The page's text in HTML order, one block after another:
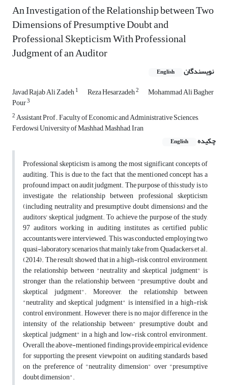
An Investigation of the Relationship between Two
Dimensions of Presumptive Doubt and
Professional Skepticism With Professional
Judgment of an Auditor
نویسندگان English
Javad Rajab Ali Zadeh1 Reza Hesarzadeh2 Mohammad Ali Bagher
Pour3
2Assistant Prof., Faculty of Economic and Administrative Sciences,
Ferdowsi University of Mashhad, Mashhad, Iran
چکیده
English
Professional skepticism is among the most significant concepts of
auditing. This is due to the fact that the mentioned concept has a
profound impact on audit judgment. The purpose of this study is to
investigate the relationship between professional skepticism
(including neutrality and presumptive doubt dimensions) and the
auditors' skeptical judgment. To achieve the purpose of the study,
97 auditors working in auditing institutes as certified public
accountants were interviewed. This was conducted employing two
quasi-laboratory scenarios that mainly take from Quadackers et al.
(2014). The result showed that in a high-risk control environment,
the relationship between "neutrality and skeptical judgment" is
stronger than the relationship between "presumptive doubt and
skeptical judgment". Moreover, the relationship between
"neutrality and skeptical judgment" is intensified in a high-risk
control environment. However, there is no major difference in the
intensity of the relationship between" presumptive doubt and
skeptical judgment" in a high and low-risk control environment.
Overall, the above-mentioned findings provide empirical evidence
for supporting the present viewpoint on auditing standards based
on the preference of "neutrality dimension" over "presumptive
doubt dimension".